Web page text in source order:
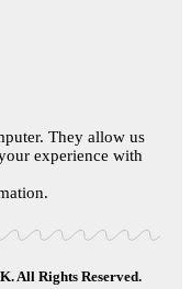
They allow us
experience with
All Rights Reserved.